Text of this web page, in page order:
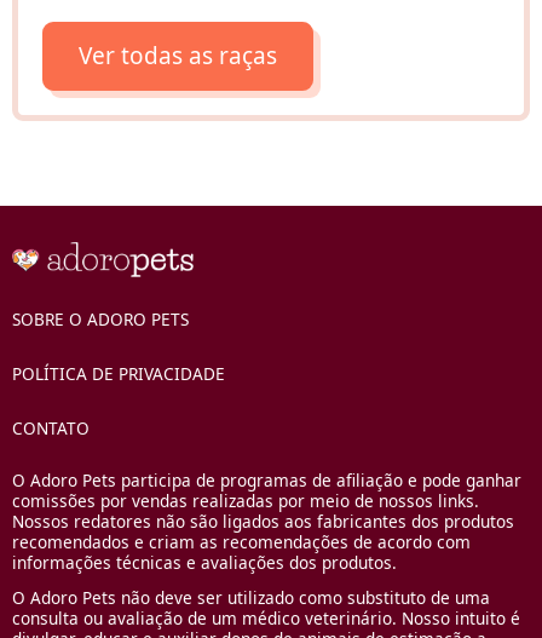
Ver todas as raças
SOBRE O ADORO PETS
POLÍTICA DE PRIVACIDADE
CONTATO
O Adoro Pets participa de programas de afiliação e pode ganhar
comissões por vendas realizadas por meio de nossos links.
Nossos redatores não são ligados aos fabricantes dos produtos
recomendados e criam as recomendações de acordo com
informações técnicas e avaliações dos produtos.
O Adoro Pets não deve ser utilizado como substituto de uma
consulta ou avaliação de um médico veterinário. Nosso intuito é